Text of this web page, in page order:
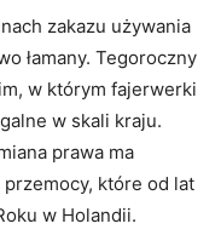
zakazu używania
łamany. Tegoroczny
w którym fajerwerki
w skali kraju.
prawa ma
które od lat
w Holandii.